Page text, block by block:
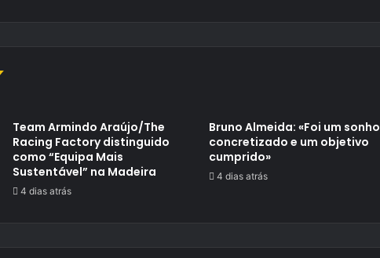
Team Armindo Araújo/The
Racing Factory distinguido
como “Equipa Mais
Sustentável” na Madeira
4 dias atrás
Bruno Almeida: «Foi um sonho
concretizado e um objetivo
cumprido»
4 dias atrás